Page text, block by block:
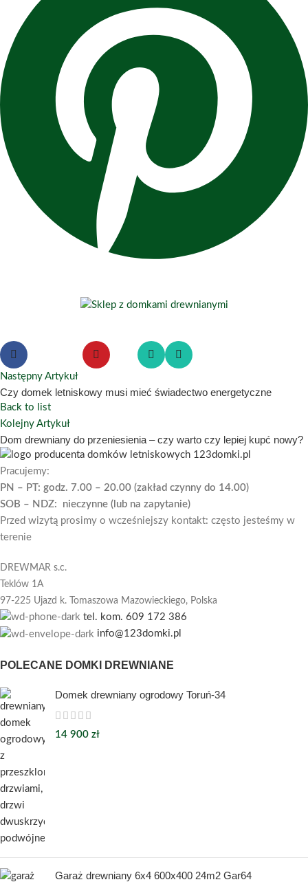
Następny Artykuł
Czy domek letniskowy musi mieć świadectwo energetyczne
Back to list
Kolejny Artykuł
Dom drewniany do przeniesienia – czy warto czy lepiej kupć nowy?
Pracujemy:
PN – PT: godz. 7.00 – 20.00 (zakład czynny do 14.00)
SOB – NDZ: nieczynne (lub na zapytanie)
Przed wizytą prosimy o wcześniejszy kontakt: często jesteśmy w
terenie
DREWMAR s.c.
Teklów 1A
97-225 Ujazd k. Tomaszowa Mazowieckiego, Polska
tel. kom. 609 172 386
info@123domki.pl
POLECANE DOMKI DREWNIANE
Domek drewniany ogrodowy Toruń-34
14 900 zł
Garaż drewniany 6x4 600x400 24m2 Gar64